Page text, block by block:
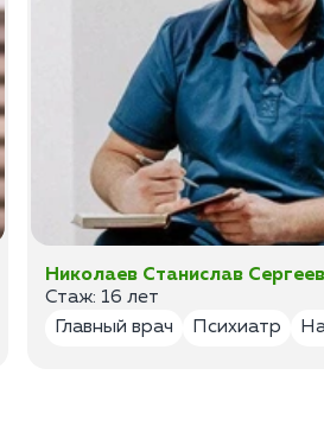
Николаев Станислав
Стаж: 16 лет
Главный врач
Психиатр